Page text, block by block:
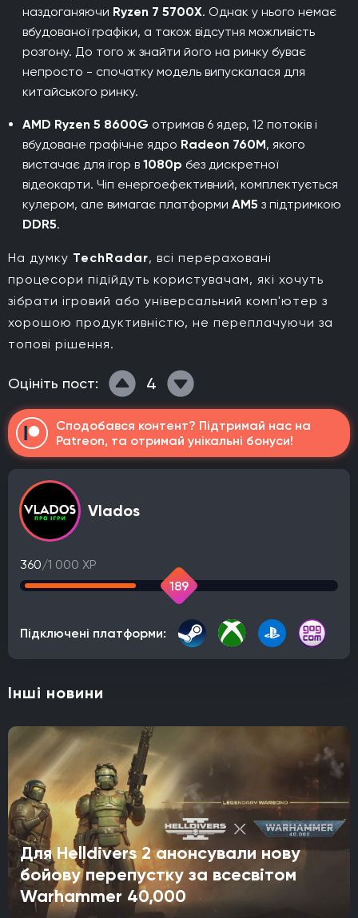
наздоганяючи Ryzen 7 5700X. Однак у нього немає
вбудованої графіки, а також відсутня можливість
розгону. До того ж знайти його на ринку буває
непросто - спочатку модель випускалася для
китайського ринку.
AMD Ryzen 5 8600G отримав 6 ядер, 12 потоків і
вбудоване графічне ядро Radeon 760M, якого
вистачає для ігор в 1080p без дискретної
відеокарти. Чіп енергоефективний, комплектується
кулером, але вимагає платформи AM5 з підтримкою
DDR5.
На думку TechRadar, всі перераховані
процесори підійдуть користувачам, які хочуть
зібрати ігровий або універсальний комп'ютер з
хорошою продуктивністю, не переплачуючи за
топові рішення.
Оцініть пост: 4
Сподобався контент? Підтримай нас на
Patreon, та отримай унікальні бонуси!
Vlados
360/1 000 XP
189
Підключені платформи:
Інші новини
Для Helldivers 2 анонсували нову
бойову перепустку за всесвітом
Warhammer 40,000